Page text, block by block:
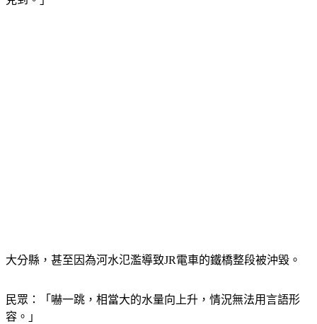
大分縣，甚至因為河水氾濫導致JR電車的鐵橋整段被沖毀。
民眾：「嚇一跳，相當大的水量向上升，情況無法用言語形
容。」